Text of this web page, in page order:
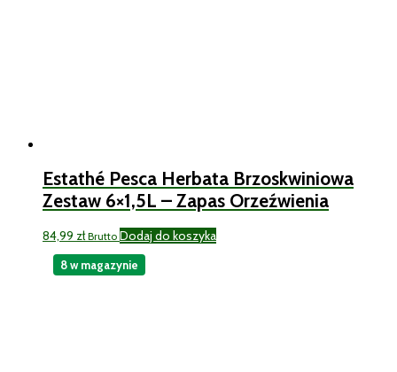
Estathé Pesca Herbata Brzoskwiniowa
Zestaw 6×1,5L – Zapas Orzeźwienia
84,99 zł Brutto Dodaj do koszyka
8 w magazynie